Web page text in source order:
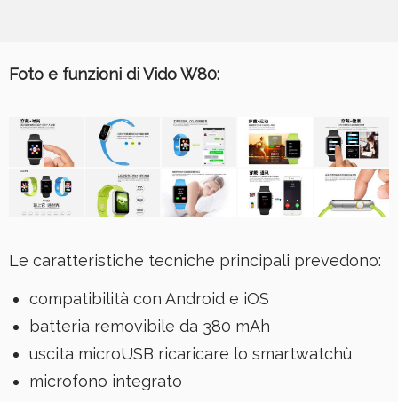
Foto e funzioni di Vido W80:
Le caratteristiche tecniche principali prevedono:
compatibilità con Android e iOS
batteria removibile da 380 mAh
uscita microUSB ricaricare lo smartwatchù
microfono integrato